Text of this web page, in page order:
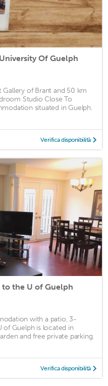
Of Guelph
of Brant and 50 km
Studio Close To
situated in Guelph.
Verifica disponibilità
the U of Guelph
with a patio, 3-
Guelph is located in
and free private parking.
Verifica disponibilità